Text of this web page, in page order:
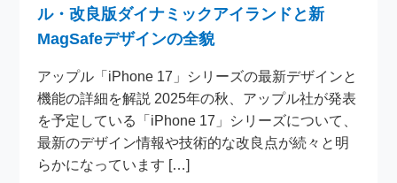
ル・改良版ダイナミックアイランドと新
MagSafeデザインの全貌
アップル「iPhone 17」シリーズの最新デザインと
機能の詳細を解説 2025年の秋、アップル社が発表
を予定している「iPhone 17」シリーズについて、
最新のデザイン情報や技術的な改良点が続々と明
らかになっています […]